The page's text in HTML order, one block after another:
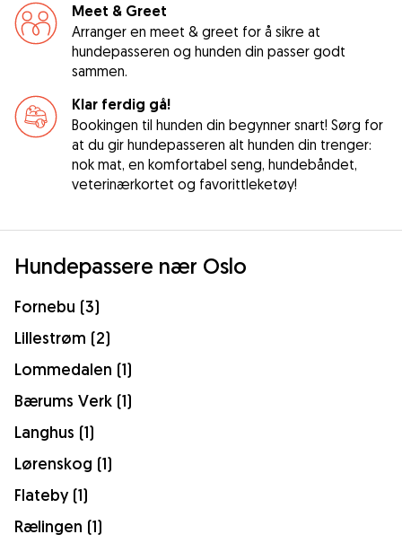
Meet & Greet
Arranger en meet & greet for å sikre at
hundepasseren og hunden din passer godt
sammen.
Klar ferdig gå!
Bookingen til hunden din begynner snart! Sørg for
at du gir hundepasseren alt hunden din trenger:
nok mat, en komfortabel seng, hundebåndet,
veterinærkortet og favorittleketøy!
Hundepassere nær Oslo
Fornebu (3)
Lillestrøm (2)
Lommedalen (1)
Bærums Verk (1)
Langhus (1)
Lørenskog (1)
Flateby (1)
Rælingen (1)